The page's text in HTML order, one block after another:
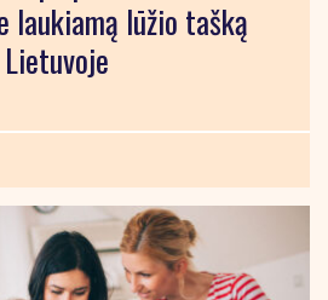
laukiamą lūžio tašką
Lietuvoje